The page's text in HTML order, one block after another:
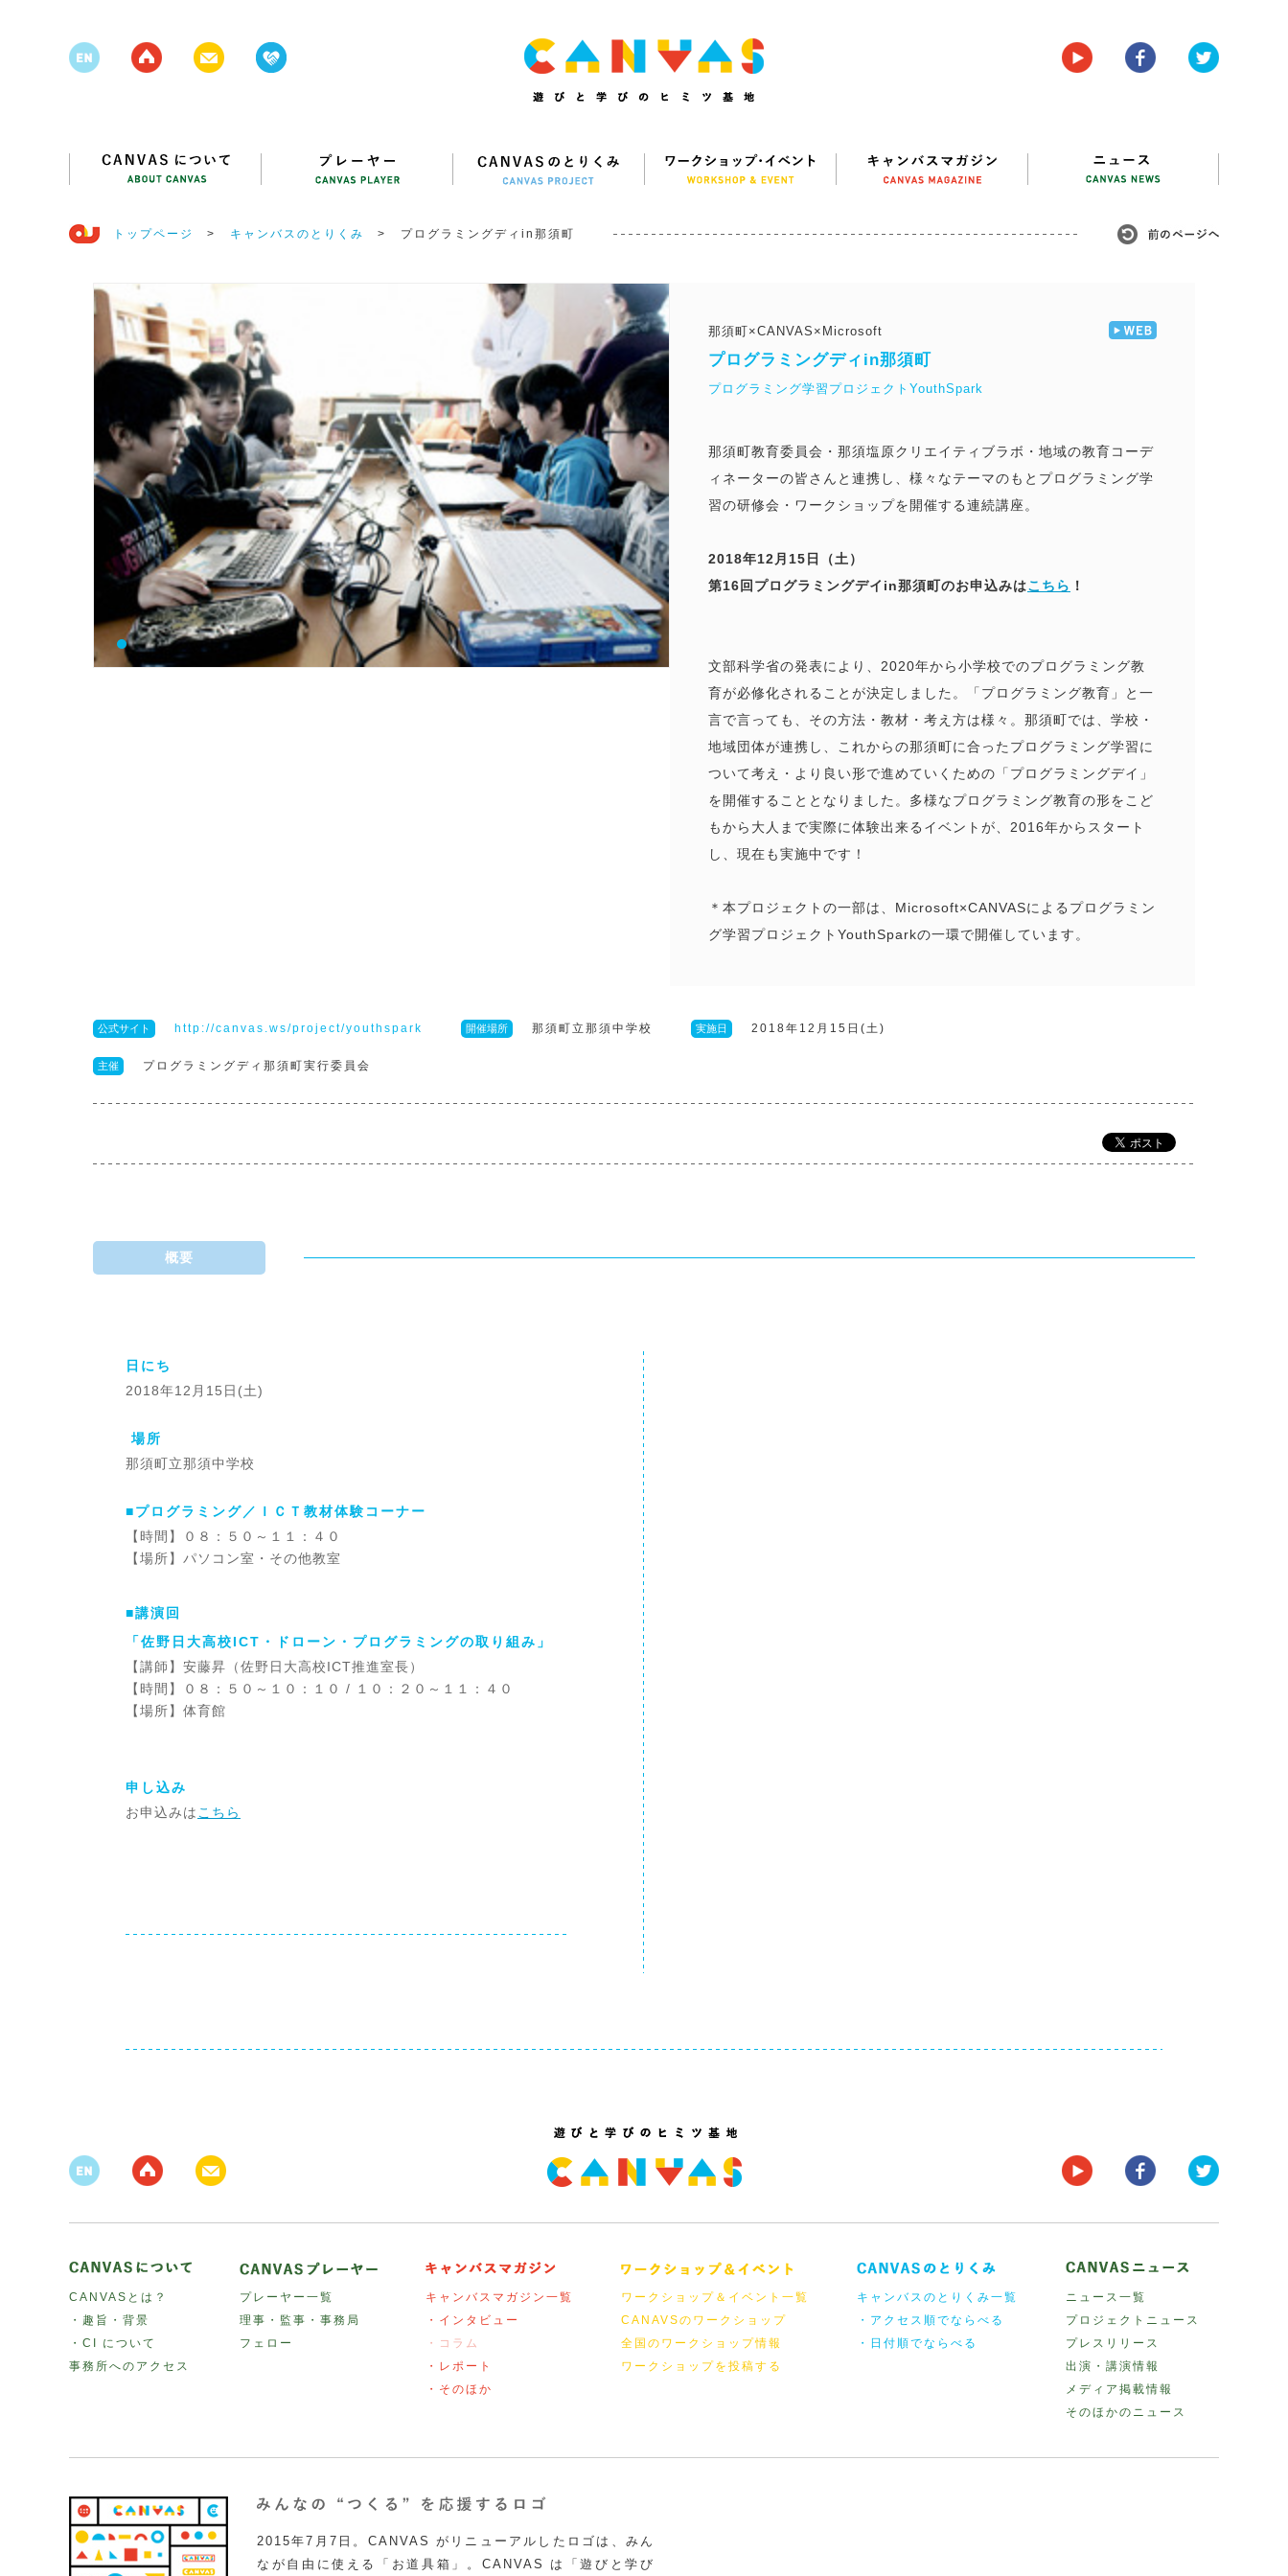
トップページ > キャンバスのとりくみ > プログラミングディin那須町
那須町×CANVAS×Microsoft
プログラミングディin那須町
プログラミング学習プロジェクトYouthSpark
那須町教育委員会・那須塩原クリエイティブラボ・地域の教育コーデ
ィネーターの皆さんと連携し、様々なテーマのもとプログラミング学
習の研修会・ワークショップを開催する連続講座。
2018年12月15日（土）
第16回プログラミングデイin那須町のお申込みはこちら ！
文部科学省の発表により、2020年から小学校でのプログラミング教
育が必修化されることが決定しました。「プログラミング教育」と一
言で言っても、その方法・教材・考え方は様々。那須町では、学校・
地域団体が連携し、これからの那須町に合ったプログラミング学習に
ついて考え・より良い形で進めていくための「プログラミングデイ」
を開催することとなりました。多様なプログラミング教育の形をこど
もから大人まで実際に体験出来るイベントが、2016年からスタート
し、現在も実施中です！
＊本プロジェクトの一部は、Microsoft×CANVASによるプログラミン
グ学習プロジェクトYouthSparkの一環で開催しています。
公式サイト http://canvas.ws/project/youthspark 開催場所 那須町立那須中学校 実施日 2018年12月15日(土)
主催 プログラミングディ那須町実行委員会
概要
日にち
2018年12月15日(土)
場所
那須町立那須中学校
■プログラミング／ＩＣＴ教材体験コーナー
【時間】０８：５０～１１：４０
【場所】パソコン室・その他教室
■講演回
「佐野日大高校ICT・ドローン・プログラミングの取り組み」
【講師】安藤昇（佐野日大高校ICT推進室長）
【時間】０８：５０～１０：１０ / １０：２０～１１：４０
【場所】体育館
申し込み
お申込みは こちら
CANVASとは？
・趣旨・背景
・CI について
事務所へのアクセス
プレーヤー一覧
理事・監事・事務局
フェロー
キャンバスマガジン一覧
・インタビュー
・コラム
・レポート
・そのほか
ワークショップ＆イベント一覧
CANAVSのワークショップ
全国のワークショップ情報
ワークショップを投稿する
キャンバスのとりくみ一覧
・アクセス順でならべる
・日付順でならべる
ニュース一覧
プロジェクトニュース
プレスリリース
出演・講演情報
メディア掲載情報
そのほかのニュース
2015年7月7日。CANVAS がリニューアルしたロゴは、みん
なが自由に使える「お道具箱」。CANVAS は「遊びと学び